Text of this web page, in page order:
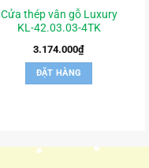
Cửa thép vân gỗ Luxury
KL-42.03.03-4TK
3.174.000₫
ĐẶT HÀNG